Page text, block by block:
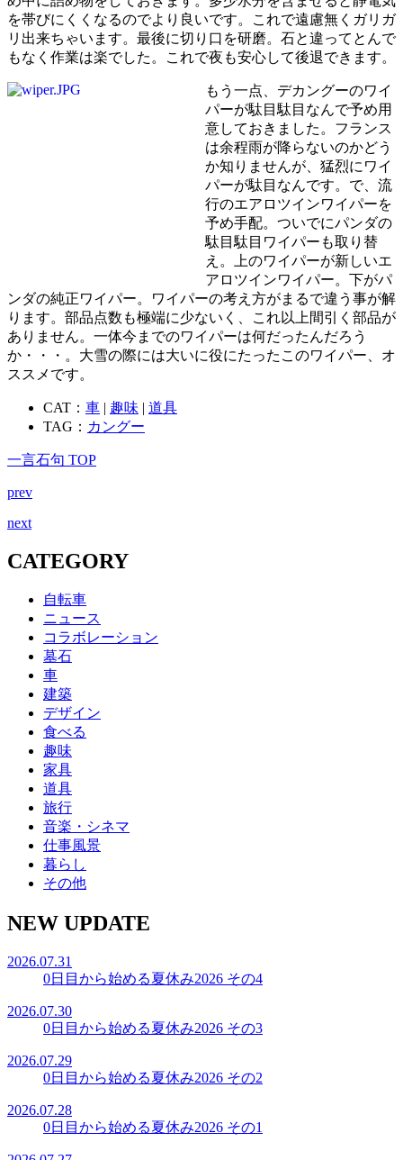
を帯びにくくなるのでより良いです。これで遠慮無くガリガ
リ出来ちゃいます。最後に切り口を研磨。石と違ってとんで
もなく作業は楽でした。これで夜も安心して後退できます。
もう一点、デカングーのワイ
パーが駄目駄目なんで予め用
意しておきました。フランス
は余程雨が降らないのかどう
か知りませんが、猛烈にワイ
パーが駄目なんです。で、流
行のエアロツインワイパーを
予め手配。ついでにパンダの
駄目駄目ワイパーも取り替
え。上のワイパーが新しいエ
アロツインワイパー。下がパ
ンダの純正ワイパー。ワイパーの考え方がまるで違う事が解
ります。部品点数も極端に少ないく、これ以上間引く部品が
ありません。一体今までのワイパーは何だったんだろう
か・・・。大雪の際には大いに役にたったこのワイパー、オ
ススメです。
CAT： 車 | 趣味 | 道具
TAG： カングー
一言石句 TOP
prev
next
CATEGORY
自転車
ニュース
コラボレーション
墓石
車
建築
デザイン
食べる
趣味
家具
道具
旅行
音楽・シネマ
仕事風景
暮らし
その他
NEW UPDATE
2026.07.31
0日目から始める夏休み2026 その4
2026.07.30
0日目から始める夏休み2026 その3
2026.07.29
0日目から始める夏休み2026 その2
2026.07.28
0日目から始める夏休み2026 その1